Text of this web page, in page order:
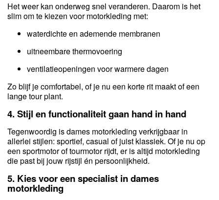
Het weer kan onderweg snel veranderen. Daarom is het
slim om te kiezen voor motorkleding met:
waterdichte en ademende membranen
uitneembare thermovoering
ventilatieopeningen voor warmere dagen
Zo blijf je comfortabel, of je nu een korte rit maakt of een
lange tour plant.
4. Stijl en functionaliteit gaan hand in hand
Tegenwoordig is dames motorkleding verkrijgbaar in
allerlei stijlen: sportief, casual of juist klassiek. Of je nu op
een sportmotor of tourmotor rijdt, er is altijd motorkleding
die past bij jouw rijstijl én persoonlijkheid.
5. Kies voor een specialist in dames
motorkleding